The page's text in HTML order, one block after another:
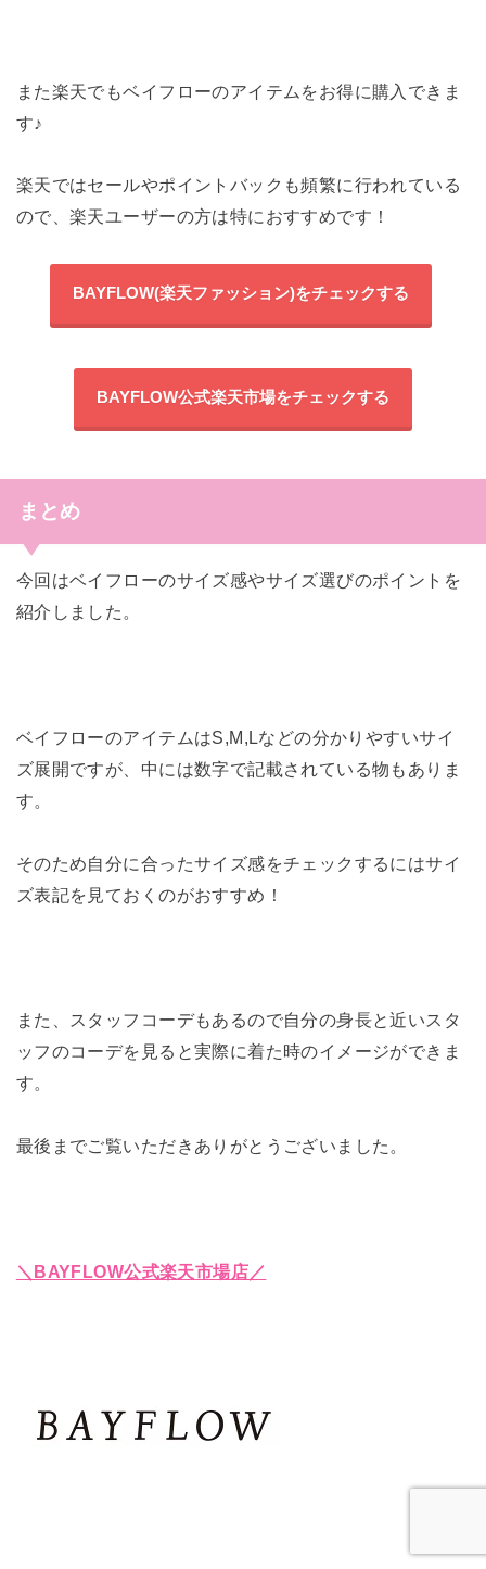
また楽天でもベイフローのアイテムをお得に購入できま
す♪
楽天ではセールやポイントバックも頻繁に行われている
ので、楽天ユーザーの方は特におすすめです！
BAYFLOW(楽天ファッション)をチェックする
BAYFLOW公式楽天市場をチェックする
まとめ
今回はベイフローのサイズ感やサイズ選びのポイントを
紹介しました。
ベイフローのアイテムはS,M,Lなどの分かりやすいサイ
ズ展開ですが、中には数字で記載されている物もありま
す。
そのため自分に合ったサイズ感をチェックするにはサイ
ズ表記を見ておくのがおすすめ！
また、スタッフコーデもあるので自分の身長と近いスタ
ッフのコーデを見ると実際に着た時のイメージができま
す。
最後までご覧いただきありがとうございました。
＼BAYFLOW公式楽天市場店／